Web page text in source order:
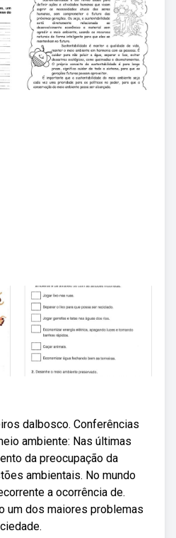
dalbosco. Conferências
ambiente: Nas últimas
da preocupação da
ambientais. No mundo
a ocorrência de.
um dos maiores problemas